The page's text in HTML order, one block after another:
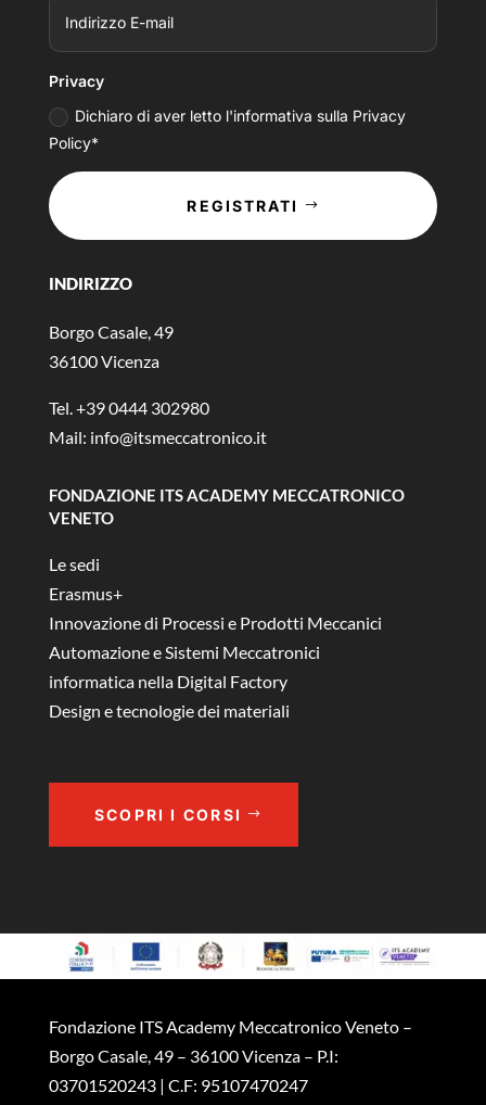
Privacy
Dichiaro di aver letto l'informativa sulla Privacy
Policy*
REGISTRATI
INDIRIZZO
Borgo Casale, 49
36100 Vicenza
Tel. +39 0444 302980
Mail: info@itsmeccatronico.it
FONDAZIONE ITS ACADEMY MECCATRONICO
VENETO
Le sedi
Erasmus+
Innovazione di Processi e Prodotti Meccanici
Automazione e Sistemi Meccatronici
informatica nella Digital Factory
Design e tecnologie dei materiali
SCOPRI I CORSI
Fondazione ITS Academy Meccatronico Veneto –
Borgo Casale, 49 – 36100 Vicenza – P.I:
03701520243 | C.F: 95107470247